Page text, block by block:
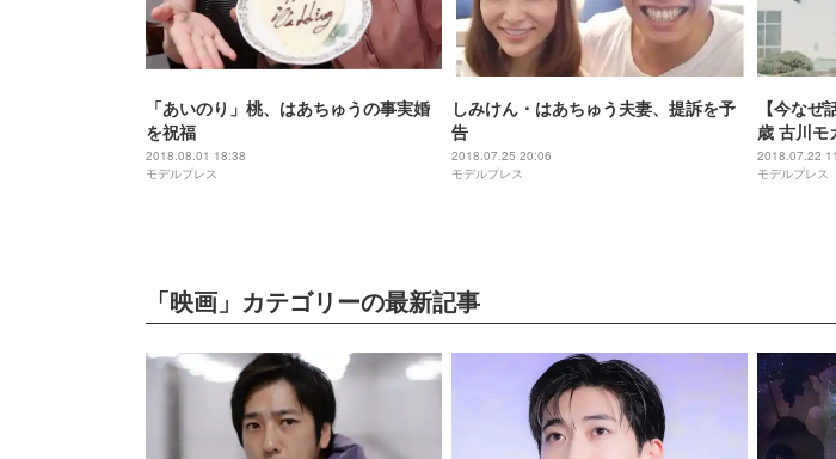
「あいのり」桃、はあちゅうの事実婚
を祝福
2018.08.01 18:38
モデルプレス
しみけん・はあちゅう夫妻、提訴を予
告
2018.07.25 20:06
モデルプレス
【今な
歳 古川モ
家はあち
2018.07.22
モデルプレス
「映画」カテゴリーの最新記事